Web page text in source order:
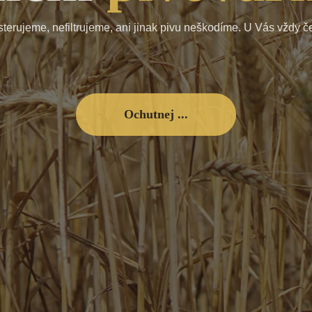
u nás v pivovaru jsou posedlí pivem. Jedná se pro nás o
zaručeno, že se k Vám dostane jenom to nejlepší .....
Ochutnej ...
nefiltrujeme, ani jinak pivu neškodíme. U Vás vždy
Ochutnej ...